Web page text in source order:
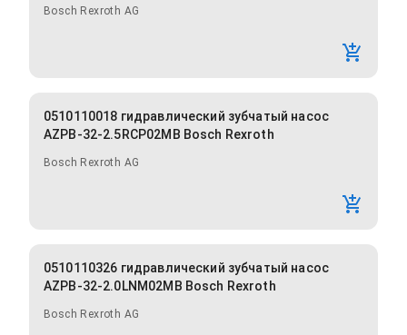
Bosch Rexroth AG
0510110018 гидравлический зубчатый насос
AZPB-32-2.5RCP02MB Bosch Rexroth
Bosch Rexroth AG
0510110326 гидравлический зубчатый насос
AZPB-32-2.0LNM02MB Bosch Rexroth
Bosch Rexroth AG